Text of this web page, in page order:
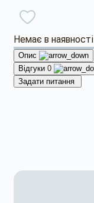
Немає в наявності
Опис
Відгуки 0
Задати питання